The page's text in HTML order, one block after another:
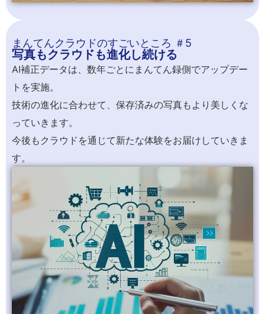
まんてんクラウドのすごいところ ＃5
写真もクラウドも進化し続ける
AI補正データは、数年ごとにまんてん録側でアップデー
トを実施。
技術の進化に合わせて、保存済みの写真もより美しくな
っていきます。
今後もクラウドを通じて新たな体験をお届けしていきま
す。